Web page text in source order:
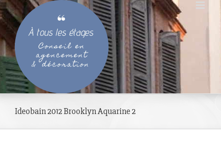
Passer
au
contenu
Ideobain 2012 Brooklyn Aquarine 2